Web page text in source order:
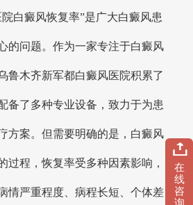
白癜风恢复率”是广大白癜风患
的问题。作为一家专注于白癜风
鲁木齐新军都白癜风医院积累了
备了多种专业设备，致力于为患
方案。但需要明确的是，白癜风
过程，恢复率受多种因素影响，
情严重程度、病程长短、个体差
在
线
咨
询